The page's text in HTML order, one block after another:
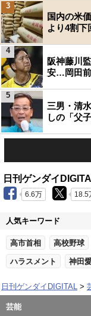
国内の米
より4割下
3
阪神藤川
安…岡田前
4
三男・清
しの「父
5
日刊ゲンダイ
6.6万 18.5
人気キーワード
高市首相 高校野球
ハラスメント 神田
日刊ゲンダイDIGITAL
芸能